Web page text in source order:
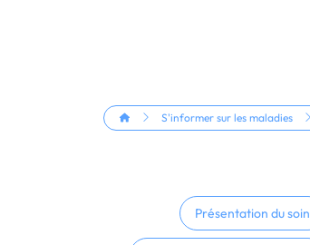
S'informer sur les maladies
Présentation du soin